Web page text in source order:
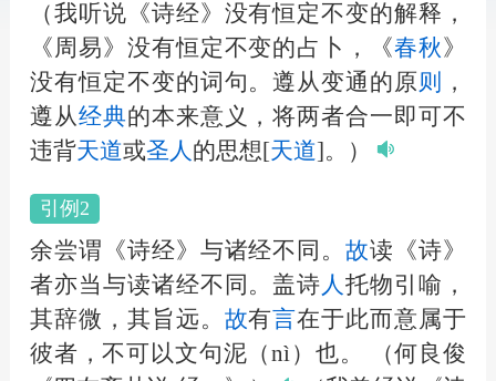
（我听说《诗经》没有恒定不变的解释，
《周易》没有恒定不变的占卜，《春秋》
没有恒定不变的词句。遵从变通的原 则
，
遵从经典的本来意义，将两者合一即可不
违背天道或圣 人 的思想[天道]。）
引例2
余尝谓《诗经》与诸经不同。故读《诗》
者亦当与读诸经不同。盖诗 人托物引喻，
其辞微，其旨远。 故有言在于此而意属于
彼者，不可以文句泥（nì）也。
（何良俊